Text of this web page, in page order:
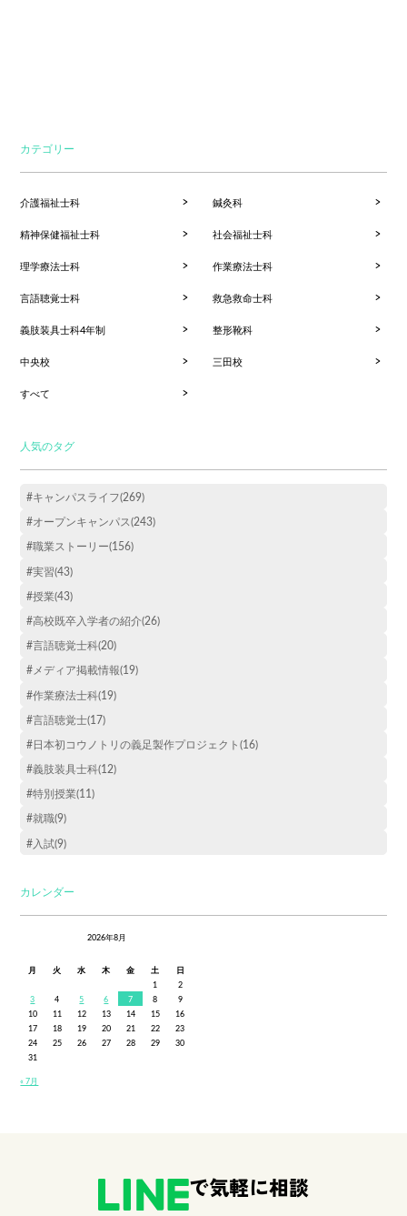
カテゴリー
介護福祉士科 鍼灸科
精神保健福祉士科 社会福祉士科
理学療法士科 作業療法士科
言語聴覚士科 救急救命士科
義肢装具士科4年制 整形靴科
中央校 三田校
すべて
人気のタグ
#キャンパスライフ(269)
#オープンキャンパス(243)
#職業ストーリー(156)
#実習(43)
#授業(43)
#高校既卒入学者の紹介(26)
#言語聴覚士科(20)
#メディア掲載情報(19)
#作業療法士科(19)
#言語聴覚士(17)
#日本初コウノトリの義足製作プロジェクト(16)
#義肢装具士科(12)
#特別授業(11)
#就職(9)
#入試(9)
カレンダー
2026年8月
月 火 水 木 金 土
日
1
2
3
4 5 6 7 8
9
10
11 12 13 14 15
16
17
18 19 20 21 22
23
24
25 26 27 28 29
30
31
« 7月
で気軽に相談